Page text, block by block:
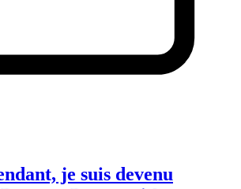
je suis devenu